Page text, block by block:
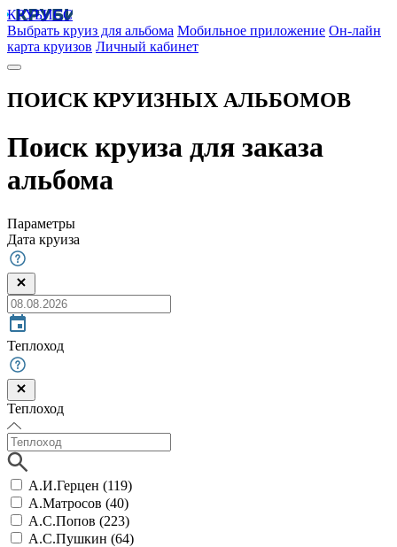
КРУБИСС
Выбрать круиз для альбома Мобильное приложение Он-лайн
карта круизов Личный кабинет
ПОИСК КРУИЗНЫХ АЛЬБОМОВ
Поиск круиза для заказа
альбома
Параметры
Дата круиза
Теплоход
Теплоход
А.И.Герцен (119)
А.Матросов (40)
А.С.Попов (223)
А.С.Пушкин (64)